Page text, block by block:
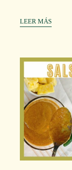
LEER MÁS